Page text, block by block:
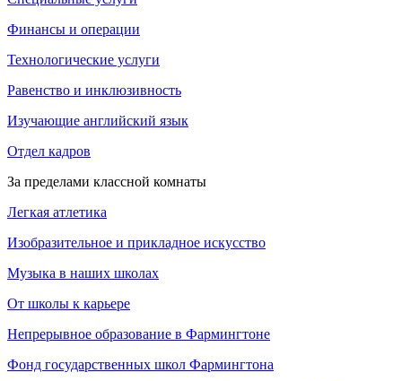
Финансы и операции
Технологические услуги
Равенство и инклюзивность
Изучающие английский язык
Отдел кадров
За пределами классной комнаты
Легкая атлетика
Изобразительное и прикладное искусство
Музыка в наших школах
От школы к карьере
Непрерывное образование в Фармингтоне
Фонд государственных школ Фармингтона